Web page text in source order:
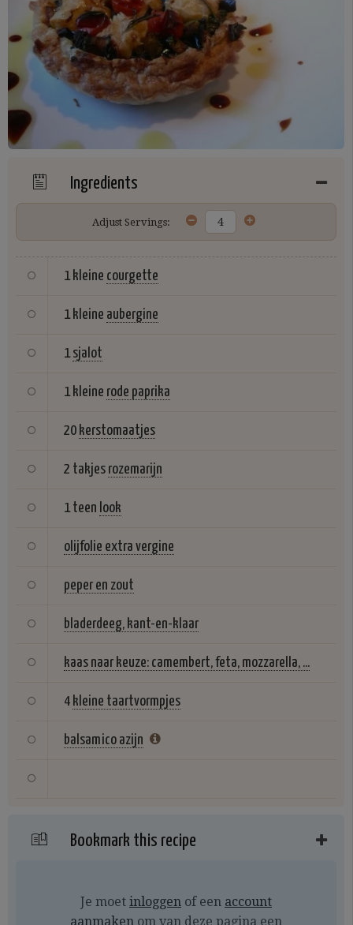
Ingredients
Adjust Servings:
1 kleine courgette
1 kleine aubergine
1 sjalot
1 kleine rode paprika
20 kerstomaatjes
2 takjes rozemarijn
1 teen look
olijfolie extra vergine
peper en zout
bladerdeeg, kant-en-klaar
kaas naar keuze: camembert, feta, mozzarella, ...
4 kleine taartvormpjes
balsamico azijn
Bookmark this recipe
Je moet inloggen of een account
aanmaken om van deze pagina een